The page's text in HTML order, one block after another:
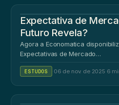
Expectativa de
Futuro Revela?
Agora a Economatica
Expectativas de Mercado…
ESTUDOS 06 de nov. de 2025 6